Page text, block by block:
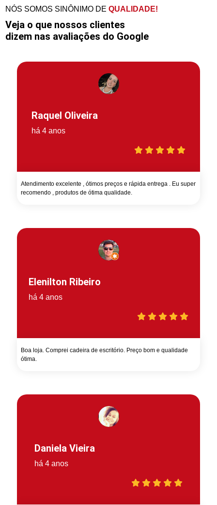
NÓS SOMOS SINÔNIMO DEQUALIDADE!
Veja o que nossos clientes
dizem nas avaliações do Google
Raquel Oliveira
há 4 anos
Atendimento excelente , ótimos preços e rápida entrega . Eu super
recomendo , produtos de ótima qualidade.
Elenilton Ribeiro
há 4 anos
Boa loja. Comprei cadeira de escritório. Preço bom e qualidade
ótima.
Daniela Vieira
há 4 anos